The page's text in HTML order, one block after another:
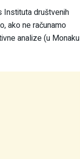
Instituta društvenih
ako ne računamo
analize (u Monaku